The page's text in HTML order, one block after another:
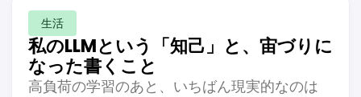
生活
私のLLMという「知己」と、宙づりに
なった書くこと
高負荷の学習のあと、いちばん現実的なのは